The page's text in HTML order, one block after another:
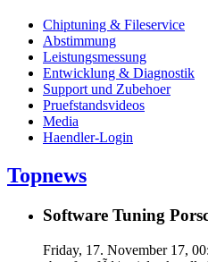
Chiptuning & Fileservice
Abstimmung
Leistungsmessung
Entwicklung & Diagnostik
Support und Zubehoer
Pruefstandsvideos
Media
Haendler-Login
Topnews
Software Tuning
Friday, 17. November 17,